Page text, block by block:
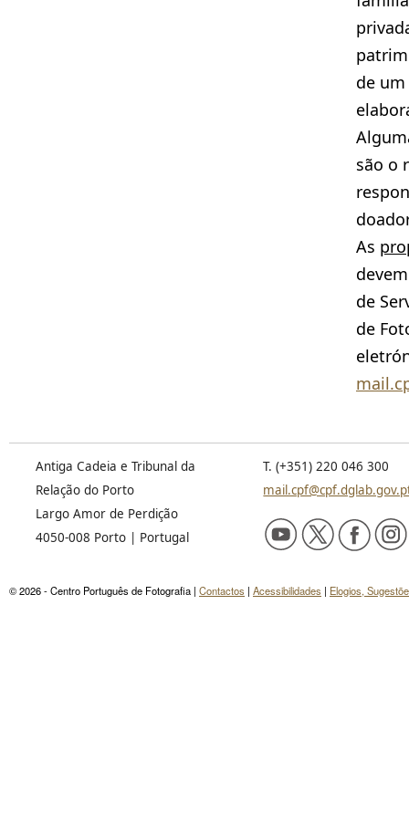
de
são o
As
de
de
Antiga Cadeia e Tribunal da
Relação do Porto
Largo Amor de Perdição
4050-008 Porto | Portugal
T. (+351) 220 046 300
© 2026 - Centro Português de Fotografia | Contactos | Acessibilidades | Elogios,